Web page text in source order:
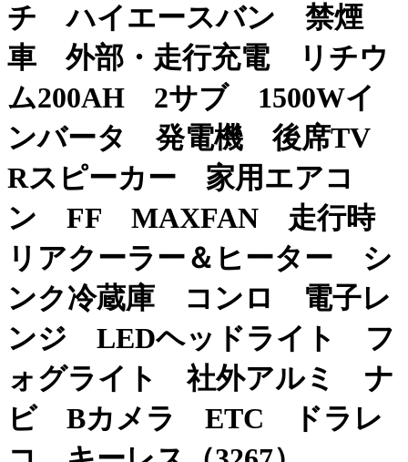
チ ハイエースバン 禁煙
車 外部・走行充電 リチウ
ム200AH 2サブ 1500Wイ
ンバータ 発電機 後席TV
Rスピーカー 家用エアコ
ン FF MAXFAN 走行時
リアクーラー＆ヒーター シ
ンク冷蔵庫 コンロ 電子レ
ンジ LEDヘッドライト フ
ォグライト 社外アルミ ナ
ビ Bカメラ ETC ドラレ